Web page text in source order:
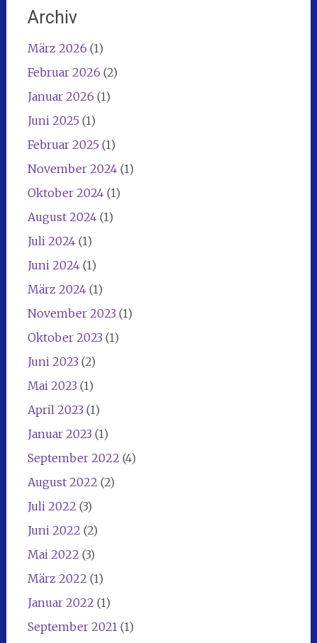
Archiv
März 2026 (1)
Februar 2026 (2)
Januar 2026 (1)
Juni 2025 (1)
Februar 2025 (1)
November 2024(1)
Oktober 2024(1)
August 2024(1)
Juli 2024(1)
Juni 2024(1)
März 2024(1)
November 2023 (1)
Oktober 2023 (1)
Juni 2023 (2)
Mai 2023 (1)
April 2023 (1)
Januar 2023 (1)
September 2022 (4)
August 2022 (2)
Juli 2022 (3)
Juni 2022 (2)
Mai 2022 (3)
März 2022 (1)
Januar 2022 (1)
September 2021 (1)